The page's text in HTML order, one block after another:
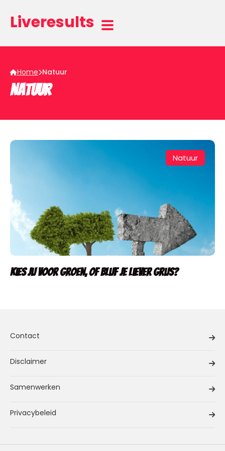
Liveresults
Home Natuur
Natuur
Natuur
Kies jij voor groen, of blijf je liever grijs?
Contact
Disclaimer
Samenwerken
Privacybeleid